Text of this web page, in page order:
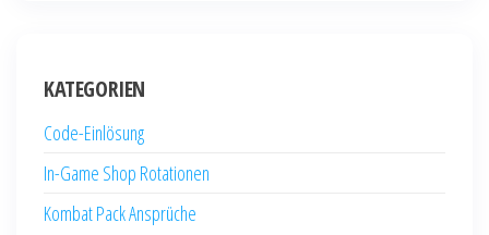
KATEGORIEN
Code-Einlösung
In-Game Shop Rotationen
Kombat Pack Ansprüche